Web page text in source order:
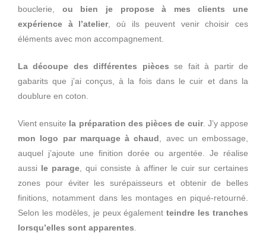
bouclerie, ou bien je propose à mes clients une
expérience à l’atelier, où ils peuvent venir choisir ces
éléments avec mon accompagnement.
La découpe des différentes pièces se fait à partir de
gabarits que j’ai conçus, à la fois dans le cuir et dans la
doublure en coton.
Vient ensuite la préparation des pièces de cuir. J’y appose
mon logo par marquage à chaud , avec un embossage,
auquel j’ajoute une finition dorée ou argentée. Je réalise
aussi le parage , qui consiste à affiner le cuir sur certaines
zones pour éviter les surépaisseurs et obtenir de belles
finitions, notamment dans les montages en piqué-retourné.
Selon les modèles, je peux égalementteindre les tranches
lorsqu’elles sont apparentes